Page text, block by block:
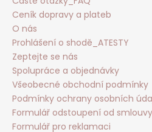
Ceník dopravy a plateb
O nás
Prohlášení o shodě_ATESTY
Zeptejte se nás
Spolupráce a objednávky
Všeobecné obchodní podmínky
Podmínky ochrany osobních
Formulář odstoupení od smlouvy
Formulář pro reklamaci